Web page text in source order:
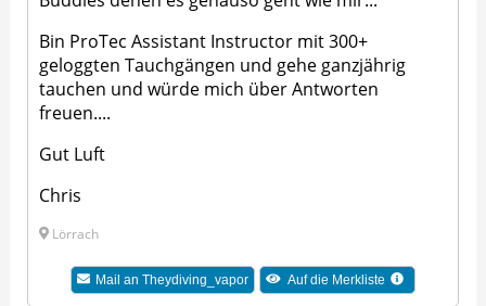
Bin ProTec Assistant Instructor mit 300+
geloggten Tauchgängen und gehe ganzjährig
tauchen und würde mich über Antworten
freuen....
Gut Luft
Chris
Lörrach
Mail anTheydiving_vapor Auf die Merkliste